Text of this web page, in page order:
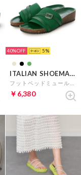
40% 5
ITALIAN SHOEMAKERS
￥6,380